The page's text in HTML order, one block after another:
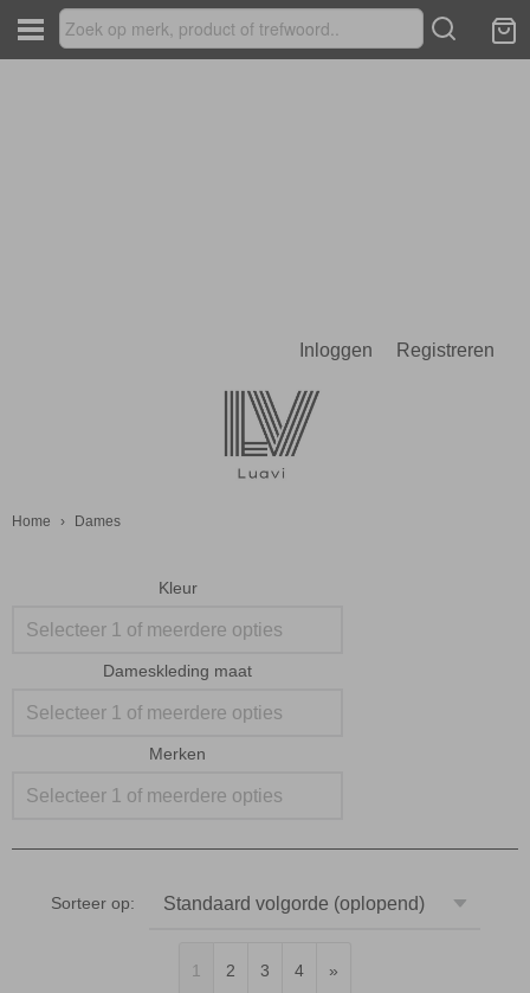
Inloggen Registreren
Home › Dames
Kleur
Selecteer 1 of meerdere opties
Dameskleding maat
Selecteer 1 of meerdere opties
Merken
Selecteer 1 of meerdere opties
Sorteer op:
1 2 3 4 »